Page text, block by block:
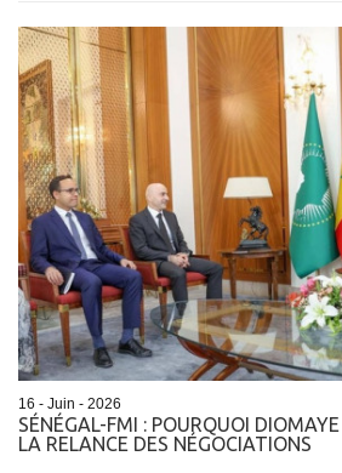
16 - Juin - 2026
SÉNÉGAL-FMI : POURQUOI
LA RELANCE DES NÉGOCIATIONS